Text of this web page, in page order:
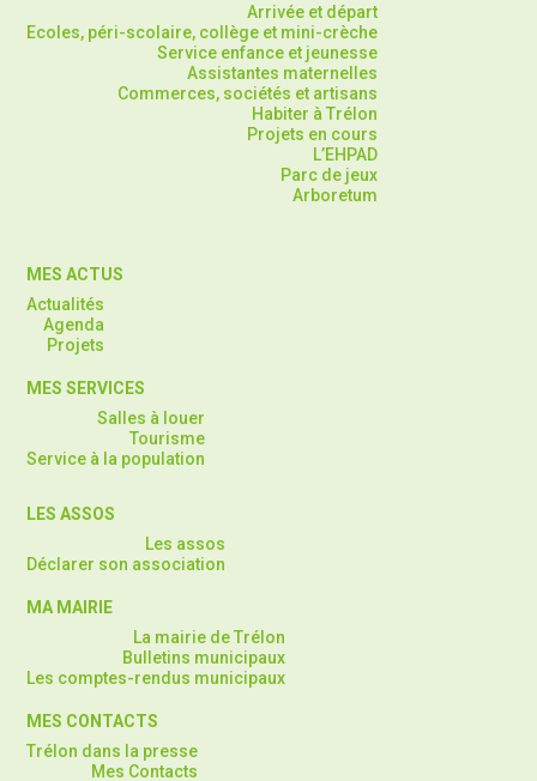
Arrivée et départ
Ecoles, péri-scolaire, collège et mini-crèche
Service enfance et jeunesse
Assistantes maternelles
Commerces, sociétés et artisans
Habiter à Trélon
Projets en cours
L’EHPAD
Parc de jeux
Arboretum
MES ACTUS
Actualités
Agenda
Projets
MES SERVICES
Salles à louer
Tourisme
Service à la population
LES ASSOS
Les assos
Déclarer son association
MA MAIRIE
La mairie de Trélon
Bulletins municipaux
Les comptes-rendus municipaux
MES CONTACTS
Trélon dans la presse
Mes Contacts